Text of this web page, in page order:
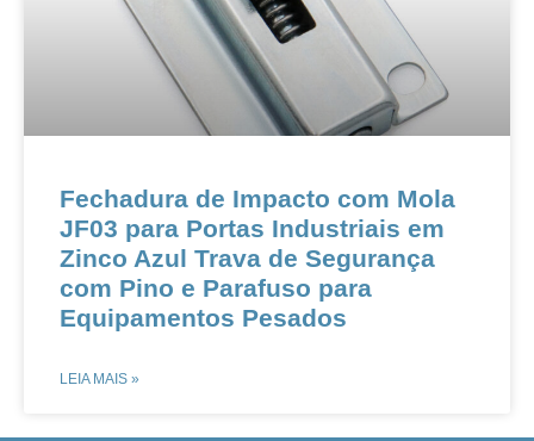
​​​Fechadura de Impacto com Mola
JF03 para Portas Industriais em
Zinco Azul​​ ​​Trava de Segurança
com Pino e Parafuso para
Equipamentos Pesados​
LEIA MAIS »